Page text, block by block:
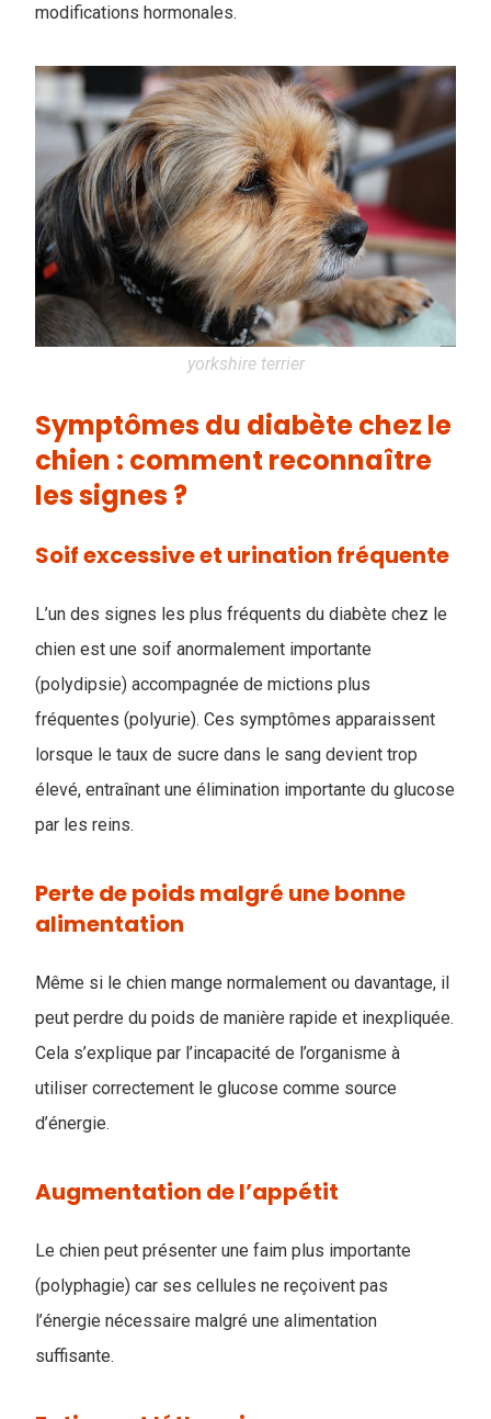
modifications hormonales.
yorkshire terrier
Symptômes du diabète chez le
chien : comment reconnaître
les signes ?
Soif excessive et urination fréquente
L’un des signes les plus fréquents du diabète chez le
chien est une soif anormalement importante
(polydipsie) accompagnée de mictions plus
fréquentes (polyurie). Ces symptômes apparaissent
lorsque le taux de sucre dans le sang devient trop
élevé, entraînant une élimination importante du glucose
par les reins.
Perte de poids malgré une bonne
alimentation
Même si le chien mange normalement ou davantage, il
peut perdre du poids de manière rapide et inexpliquée.
Cela s’explique par l’incapacité de l’organisme à
utiliser correctement le glucose comme source
d’énergie.
Augmentation de l’appétit
Le chien peut présenter une faim plus importante
(polyphagie) car ses cellules ne reçoivent pas
l’énergie nécessaire malgré une alimentation
suffisante.